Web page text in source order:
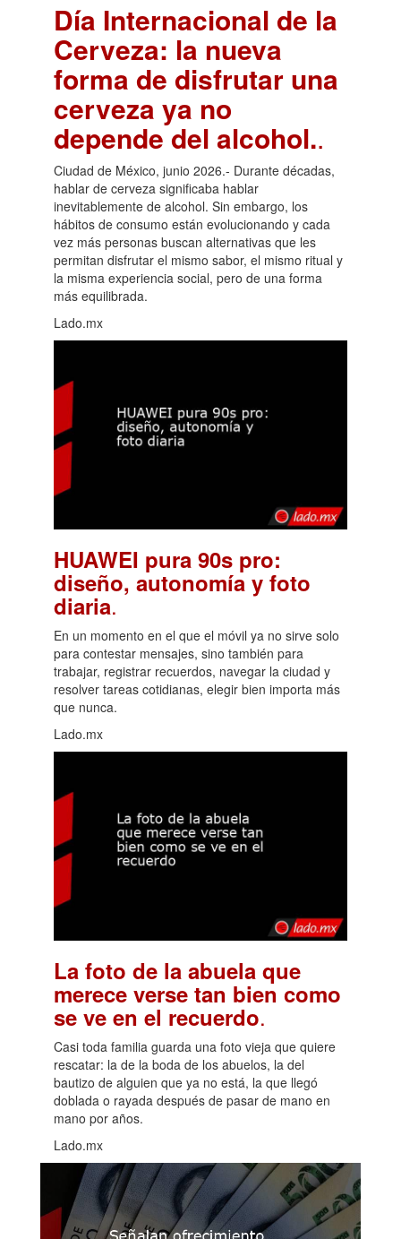
Día Internacional de la
Cerveza: la nueva
forma de disfrutar una
cerveza ya no
depende del alcohol..
Ciudad de México, junio 2026.- Durante décadas,
hablar de cerveza significaba hablar
inevitablemente de alcohol. Sin embargo, los
hábitos de consumo están evolucionando y cada
vez más personas buscan alternativas que les
permitan disfrutar el mismo sabor, el mismo ritual y
la misma experiencia social, pero de una forma
más equilibrada.
Lado.mx
HUAWEI pura 90s pro:
diseño, autonomía y foto
diaria.
En un momento en el que el móvil ya no sirve solo
para contestar mensajes, sino también para
trabajar, registrar recuerdos, navegar la ciudad y
resolver tareas cotidianas, elegir bien importa más
que nunca.
Lado.mx
La foto de la abuela que
merece verse tan bien como
se ve en el recuerdo.
Casi toda familia guarda una foto vieja que quiere
rescatar: la de la boda de los abuelos, la del
bautizo de alguien que ya no está, la que llegó
doblada o rayada después de pasar de mano en
mano por años.
Lado.mx